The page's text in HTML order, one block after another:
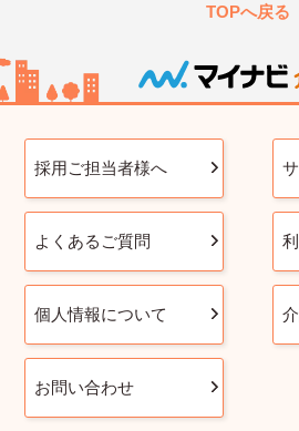
TOPへ戻る
採用ご担当者様へ
よくあるご質問
個人情報について
お問い合わせ